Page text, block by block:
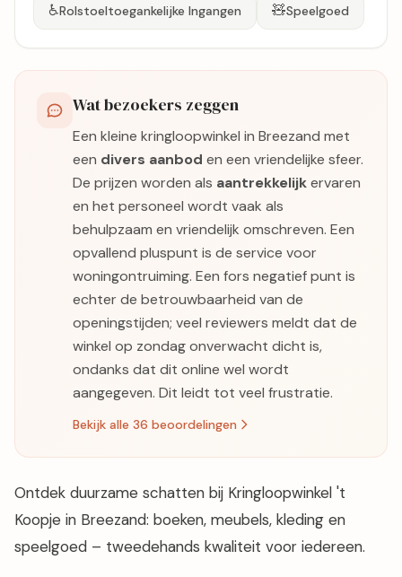
♿Rolstoeltoegankelijke Ingangen 🧸Speelgoed
Wat bezoekers zeggen
Een kleine kringloopwinkel in Breezand met
een divers aanbod en een vriendelijke sfeer.
De prijzen worden als aantrekkelijkervaren
en het personeel wordt vaak als
behulpzaam en vriendelijk omschreven. Een
opvallend pluspunt is de service voor
woningontruiming. Een fors negatief punt is
echter de betrouwbaarheid van de
openingstijden; veel reviewers meldt dat de
winkel op zondag onverwacht dicht is,
ondanks dat dit online wel wordt
aangegeven. Dit leidt tot veel frustratie.
Bekijk alle 36 beoordelingen
Ontdek duurzame schatten bij Kringloopwinkel 't
Koopje in Breezand: boeken, meubels, kleding en
speelgoed – tweedehands kwaliteit voor iedereen.